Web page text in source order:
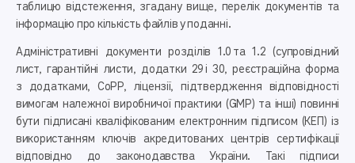
таблицю відстеження, згадану вище, перелік документів та
інформацію про кількість файлів у поданні.
Адміністративні документи розділів 1.0 та 1.2 (супровідний
лист, гарантійні листи, додатки 29 і 30, реєстраційна форма
з додатками, CoPP, ліцензії, підтвердження відповідності
вимогам належної виробничої практики (GMP) та інші) повинні
бути підписані кваліфікованим електронним підписом (КЕП) із
використанням ключів акредитованих цент­рів сертифікації
відповідно до законодавства України. Такі підписи